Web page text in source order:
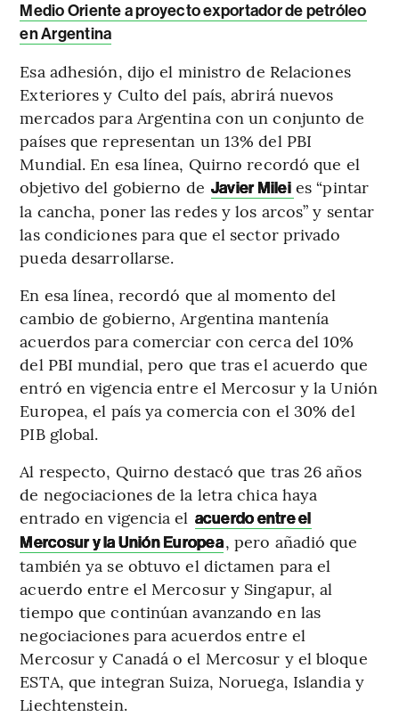
Medio Oriente a proyecto exportador de petróleo
en Argentina
Esa adhesión, dijo el ministro de Relaciones
Exteriores y Culto del país, abrirá nuevos
mercados para Argentina con un conjunto de
países que representan un 13% del PBI
Mundial. En esa línea, Quirno recordó que el
objetivo del gobierno de Javier Milei es “pintar
la cancha, poner las redes y los arcos” y sentar
las condiciones para que el sector privado
pueda desarrollarse.
En esa línea, recordó que al momento del
cambio de gobierno, Argentina mantenía
acuerdos para comerciar con cerca del 10%
del PBI mundial, pero que tras el acuerdo que
entró en vigencia entre el Mercosur y la Unión
Europea, el país ya comercia con el 30% del
PIB global.
Al respecto, Quirno destacó que tras 26 años
de negociaciones de la letra chica haya
entrado en vigencia el acuerdo entre el
Mercosur y la Unión Europea, pero añadió que
también ya se obtuvo el dictamen para el
acuerdo entre el Mercosur y Singapur, al
tiempo que continúan avanzando en las
negociaciones para acuerdos entre el
Mercosur y Canadá o el Mercosur y el bloque
ESTA, que integran Suiza, Noruega, Islandia y
Liechtenstein.